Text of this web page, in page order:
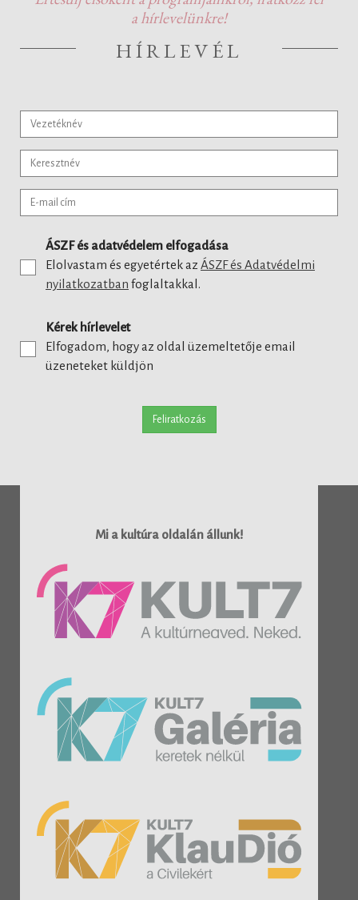
a hírlevelünkre!
HÍRLEVÉL
ÁSZF és adatvédelem elfogadása
Elolvastam és egyetértek az ÁSZF és Adatvédelmi
nyilatkozatban foglaltakkal.
Kérek hírlevelet
Elfogadom, hogy az oldal üzemeltetője email
üzeneteket küldjön
Feliratkozás
Mi a kultúra oldalán állunk!